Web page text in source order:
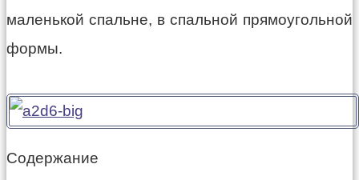
маленькой спальне, в спальной прямоугольной
формы.
Содержание